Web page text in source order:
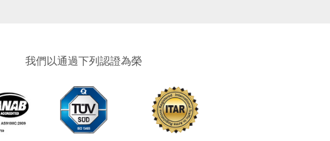
我們以通過下列認證為榮